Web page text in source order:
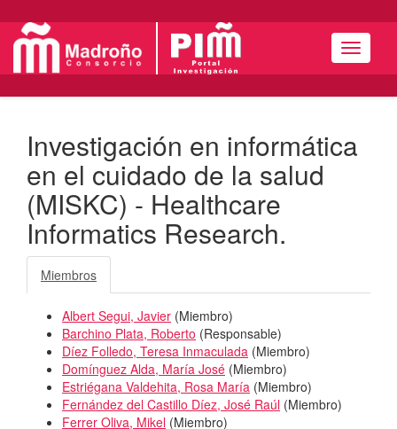
Menú
Investigación en informática
en el cuidado de la salud
(MISKC) - Healthcare
Informatics Research.
Miembros
Albert Segui, Javier (Miembro)
Barchino Plata, Roberto (Responsable)
Díez Folledo, Teresa Inmaculada (Miembro)
Domínguez Alda, María José (Miembro)
Estriégana Valdehita, Rosa María (Miembro)
Fernández del Castillo Díez, José Raúl (Miembro)
Ferrer Oliva, Mikel (Miembro)